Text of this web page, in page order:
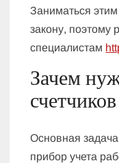
Заниматься
закону, поэтому
специалистам
Зачем
счетчиков
Основная
прибор учета